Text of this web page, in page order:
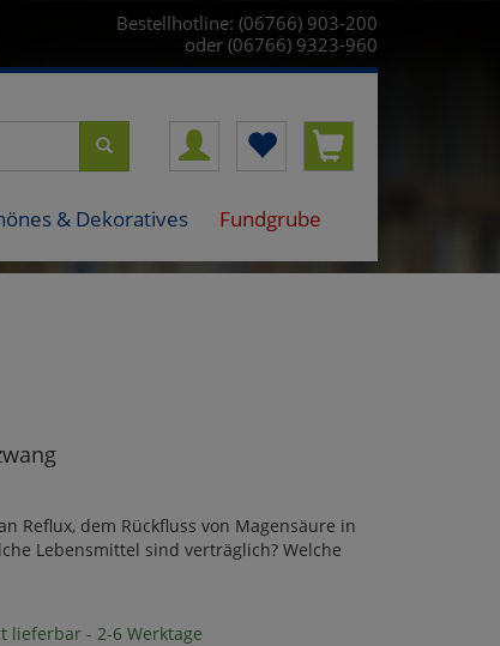
Bestellhotline: (06766) 903-200
oder (06766) 9323-960
& Dekoratives Fundgrube
Reflux, dem Rückfluss von Magensäure in
Lebensmittel sind verträglich? Welche
lieferbar - 2-6 Werktage